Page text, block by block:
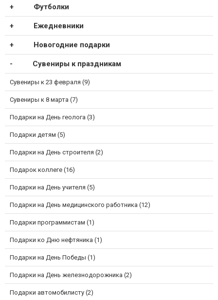
Футболки
Ежедневники
Новогодние подарки
Сувениры к праздникам
Сувениры к 23 февраля (9)
Сувениры к 8 марта (7)
Подарки на День геолога (3)
Подарки детям (5)
Подарки на День строителя (2)
Подарок коллеге (16)
Подарки на День учителя (5)
Подарки на День медицинского работника (12)
Подарки программистам (1)
Подарки ко Дню нефтяника (1)
Подарки на День Победы (1)
Подарки на День железнодорожника (2)
Подарки автомобилисту (2)